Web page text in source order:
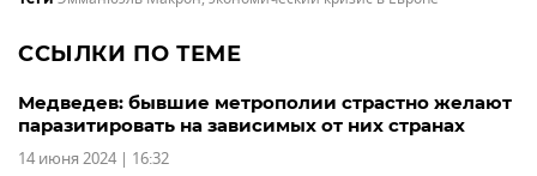
ССЫЛКИ ПО ТЕМЕ
Медведев: бывшие метрополии страстно желают
паразитировать на зависимых от них странах
14 июня 2024 | 16:32